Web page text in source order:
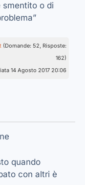
smentito o di
(Domande: 52, Risposte:
162)
14 Agosto 2017 20:06
quando
con altri è